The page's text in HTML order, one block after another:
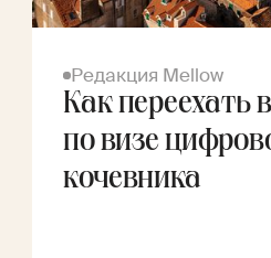
Редакция Mellow
Как переехать
по визе
кочевника